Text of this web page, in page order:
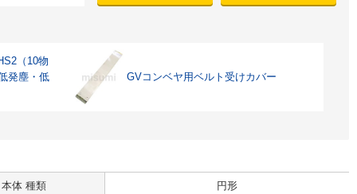
（10物
発塵・低
GVコンベヤ用ベルト受けカバー
本体 種類 円形